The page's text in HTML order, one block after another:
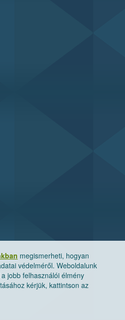
megismerheti, hogyan
védelméről. Weboldalunk
jobb felhasználói élmény
kérjük, kattintson az